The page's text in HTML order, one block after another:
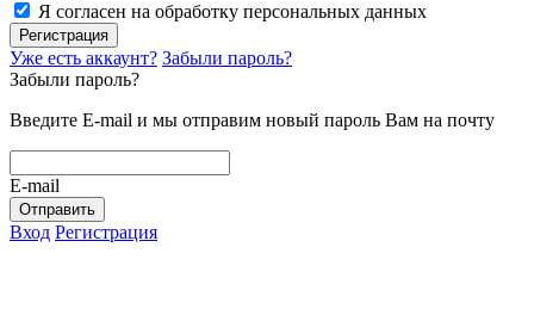
Я согласен на обработку персональных данных
Регистрация
Уже есть аккаунт? Забыли пароль?
Забыли пароль?
Введите E-mail и мы отправим новый пароль Вам на почту
E-mail
Отправить
Вход Регистрация